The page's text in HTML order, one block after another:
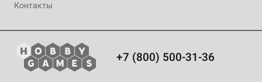
Контакты
+7 (800) 500-31-36